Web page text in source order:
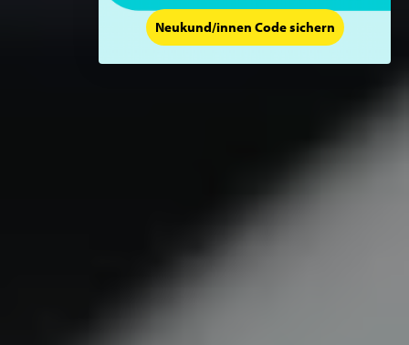
Neukund/innen Code sichern